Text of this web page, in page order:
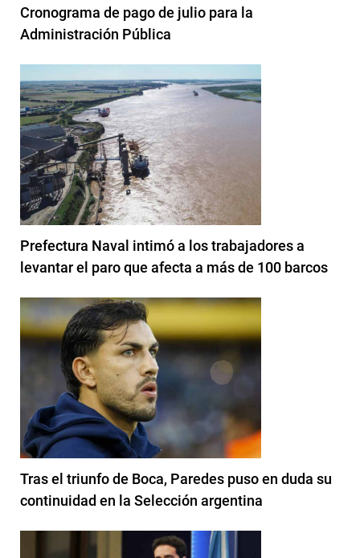
Cronograma de pago de julio para la
Administración Pública
Prefectura Naval intimó a los trabajadores a
levantar el paro que afecta a más de 100 barcos
Tras el triunfo de Boca, Paredes puso en duda su
continuidad en la Selección argentina